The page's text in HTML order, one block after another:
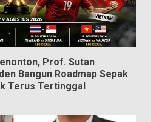
Prof. Sutan
Bangun Roadmap Sepak
Terus Tertinggal